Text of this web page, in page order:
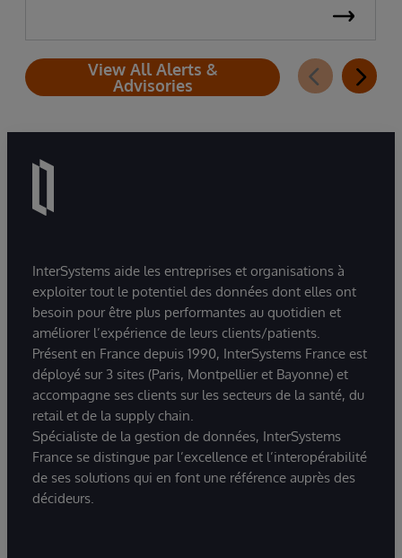
View All Alerts &
Advisories
InterSystems aide les entreprises et organisations à
exploiter tout le potentiel des données dont elles ont
besoin pour être plus performantes au quotidien et
améliorer l’expérience de leurs clients/patients.
Présent en France depuis 1990, InterSystems France est
déployé sur 3 sites (Paris, Montpellier et Bayonne) et
accompagne ses clients sur les secteurs de la santé, du
retail et de la supply chain.
Spécialiste de la gestion de données, InterSystems
France se distingue par l’excellence et l’interopérabilité
de ses solutions qui en font une référence auprès des
décideurs.